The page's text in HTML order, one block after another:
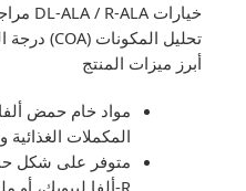
خيارات DL-ALA / R-ALA
مراجعة
تحليل المكونات (COA)
درجة
أبرز ميزات المنتج
مواد خام حمض ألفا
المكملات الغذائية